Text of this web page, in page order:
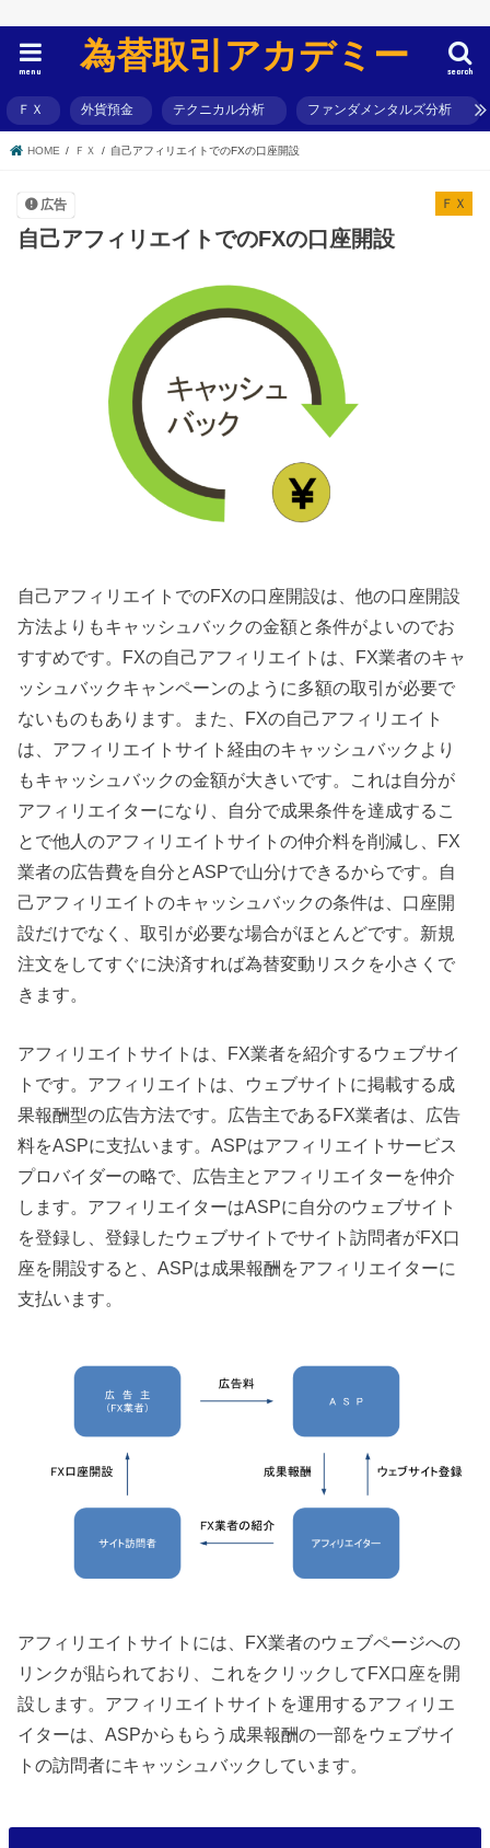
為替取引アカデミー search
menu
ＦＸ 外貨預金 テクニカル分析 ファンダメンタルズ分析
HOME ＦＸ 自己アフィリエイトでのFXの口座開設
ＦＸ
広告
自己アフィリエイトでのFXの口座開設
自己アフィリエイトでのFXの口座開設は、他の口座開設
方法よりもキャッシュバックの金額と条件がよいのでお
すすめです。FXの自己アフィリエイトは、FX業者のキャ
ッシュバックキャンペーンのように多額の取引が必要で
ないものもあります。また、FXの自己アフィリエイト
は、アフィリエイトサイト経由のキャッシュバックより
もキャッシュバックの金額が大きいです。これは自分が
アフィリエイターになり、自分で成果条件を達成するこ
とで他人のアフィリエイトサイトの仲介料を削減し、FX
業者の広告費を自分とASPで山分けできるからです。自
己アフィリエイトのキャッシュバックの条件は、口座開
設だけでなく、取引が必要な場合がほとんどです。新規
注文をしてすぐに決済すれば為替変動リスクを小さくで
きます。
アフィリエイトサイトは、FX業者を紹介するウェブサイ
トです。アフィリエイトは、ウェブサイトに掲載する成
果報酬型の広告方法です。広告主であるFX業者は、広告
料をASPに支払います。ASPはアフィリエイトサービス
プロバイダーの略で、広告主とアフィリエイターを仲介
します。アフィリエイターはASPに自分のウェブサイト
を登録し、登録したウェブサイトでサイト訪問者がFX口
座を開設すると、ASPは成果報酬をアフィリエイターに
支払います。
アフィリエイトサイトには、FX業者のウェブページへの
リンクが貼られており、これをクリックしてFX口座を開
設します。アフィリエイトサイトを運用するアフィリエ
イターは、ASPからもらう成果報酬の一部をウェブサイ
トの訪問者にキャッシュバックしています。